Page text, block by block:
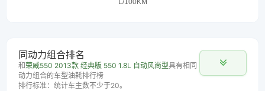
同动力组合排名
和荣威550 2013款 经典版 550 1.8L 自动风尚型具有相同
动力组合的车型油耗排行榜
排行标准：统计车主数不少于20。